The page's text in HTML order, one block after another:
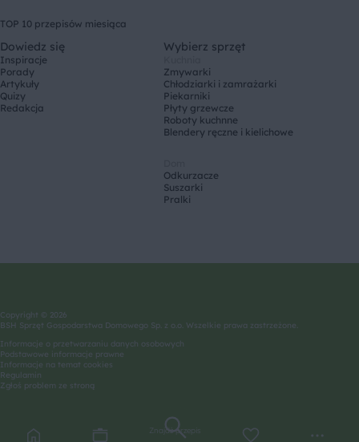
Znajdź przepis
TOP 10 przepisów miesiąca
Dowiedz się
Inspiracje
Porady
Artykuły
Quizy
Redakcja
Wybierz sprzęt
Zmywarki
Chłodziarki i zamrażarki
Piekarniki
Płyty grzewcze
Roboty kuchnne
Blendery ręczne i kielichowe
Odkurzacze
Suszarki
Pralki
Copyright © 2026
BSH Sprzęt Gospodarstwa Domowego Sp. z o.o. Wszelkie prawa zastrzeżone.
Informacje o przetwarzaniu danych osobowych
Podstawowe informacje prawne
Informacje na temat cookies
Regulamin
Zgłoś problem ze stroną